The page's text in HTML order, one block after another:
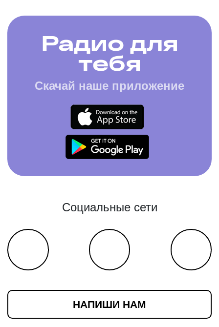
Радио для
тебя
Скачай наше приложение
Социальные сети
НАПИШИ НАМ